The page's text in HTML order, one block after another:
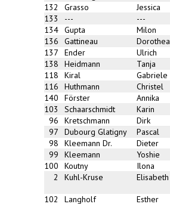
132
Grasso Jessica
133
--- ---
134 Gupta Milon
136
Gattineau Dorothea
137
Ender Ulrich
138
Heidmann Tanja
118
Kiral Gabriele
116
Huthmann Christel
140
Förster Annika
103
Schaarschmidt Karin
96
Kretschmann Dirk
97
Dubourg Glatigny Pascal
98
Kleemann Dr. Dieter
99
Kleemann Yoshie
100
Koutny Ilona
2
Kuhl-Kruse Elisabeth
102 Langholf Esther